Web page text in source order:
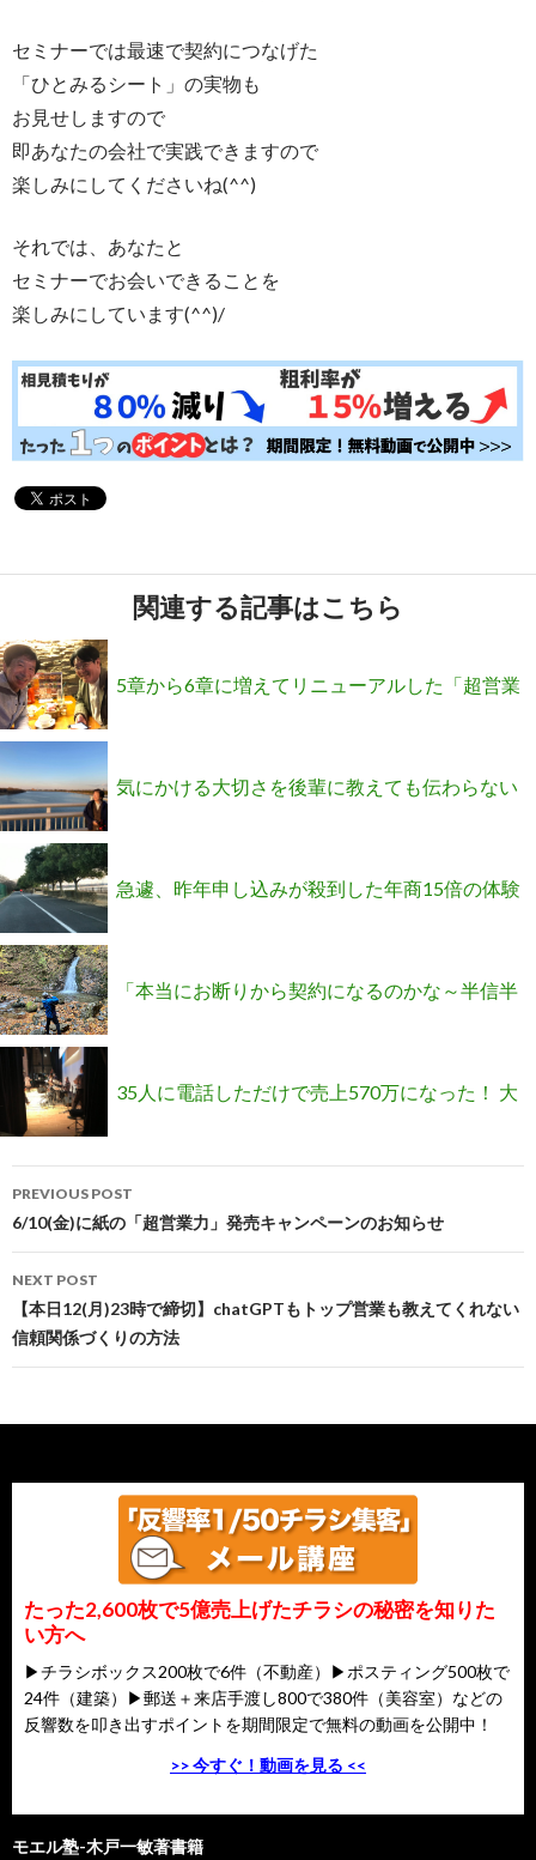
セミナーでは最速で契約につなげた
「ひとみるシート」の実物も
お見せしますので
即あなたの会社で実践できますので
楽しみにしてくださいね(^^)
それでは、あなたと
セミナーでお会いできることを
楽しみにしています(^^)/
関連する記事はこちら
5章から6章に増えてリニューアルした「超営業
力」の内容が見られます(^o^)
気にかける大切さを後輩に教えても伝わらない
のは、私が皿洗いをしたら妻に怒られたのと一
急遽、昨年申し込みが殺到した年商15倍の体験
会を開催します!(^^)!
「本当にお断りから契約になるのかな～半信半
疑です」というコメントにお答えします。
35人に電話しただけで売上570万になった！ 大
Post
navigation
PREVIOUS POST
6/10(金)に紙の「超営業力」発売キャンペーンのお知らせ
NEXT POST
【本日12(月)23時で締切】chatGPTもトップ営業も教えてくれない
信頼関係づくりの方法
たった2,600枚で5億売上げたチラシの秘密を知りた
い方へ
▶チラシボックス200枚で6件（不動産）▶ポスティング500枚で
24件（建築）▶郵送＋来店手渡し800で380件（美容室）などの
反響数を叩き出すポイントを期間限定で無料の動画を公開中！
>> 今すぐ！動画を見る <<
モエル塾-木戸一敏著書籍